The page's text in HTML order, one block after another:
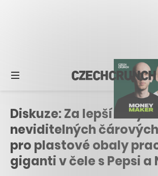
Diskuze: Za lepší
neviditelných
pro plastové obaly
giganti v čele s Pepsi a